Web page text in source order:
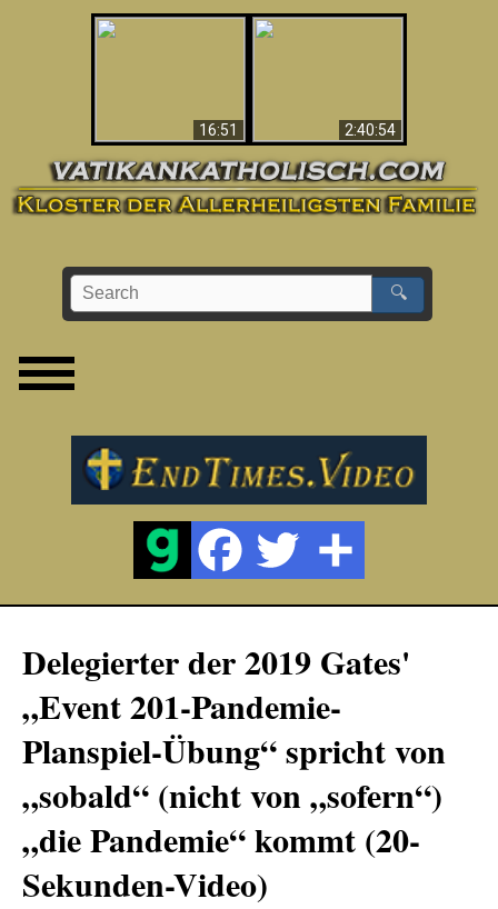
16:51
2:40:54
🔍
Delegierter der 2019 Gates'
„Event 201-Pandemie-
Planspiel-Übung“ spricht von
„sobald“ (nicht von „sofern“)
„die Pandemie“ kommt (20-
Sekunden-Video)